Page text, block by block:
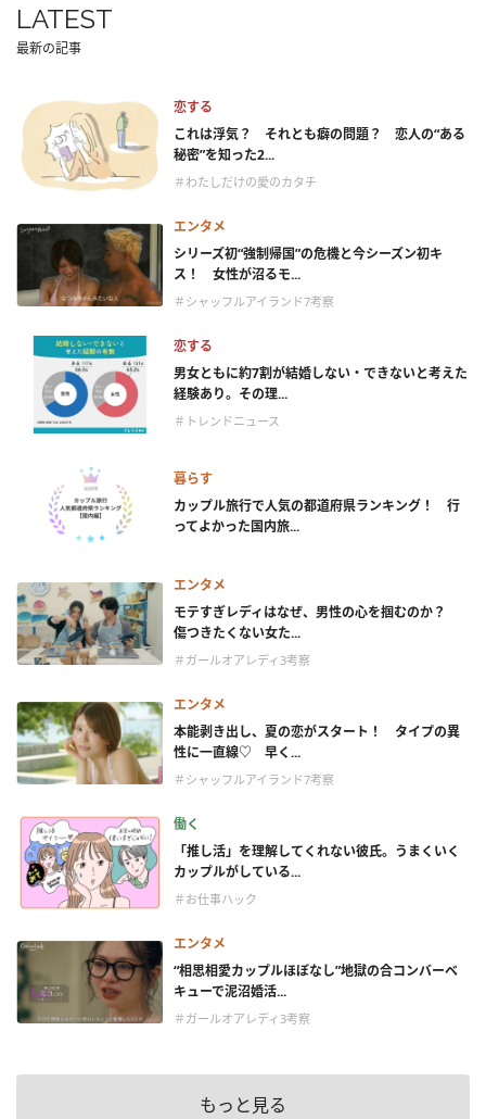
LATEST
最新の記事
恋する
これは浮気？ それとも癖の問題？ 恋人の“ある
秘密”を知った2...
＃わたしだけの愛のカタチ
エンタメ
シリーズ初“強制帰国”の危機と今シーズン初キ
ス！ 女性が沼るモ...
＃シャッフルアイランド7考察
恋する
男女ともに約7割が結婚しない・できないと考えた
経験あり。その理...
＃トレンドニュース
暮らす
カップル旅行で人気の都道府県ランキング！ 行
ってよかった国内旅...
エンタメ
モテすぎレディはなぜ、男性の心を掴むのか？
傷つきたくない女た...
＃ガールオアレディ3考察
エンタメ
本能剥き出し、夏の恋がスタート！ タイプの異
性に一直線♡ 早く...
＃シャッフルアイランド7考察
働く
「推し活」を理解してくれない彼氏。うまくいく
カップルがしている...
＃お仕事ハック
エンタメ
“相思相愛カップルほぼなし”地獄の合コンバーベ
キューで泥沼婚活...
＃ガールオアレディ3考察
もっと見る